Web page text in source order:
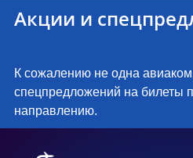
Акции и
К сожалению не одна
спецпредложений на билеты
направлению.